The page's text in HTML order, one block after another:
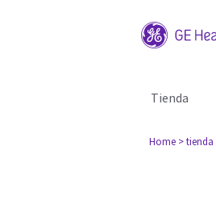
Tienda
Home > tienda